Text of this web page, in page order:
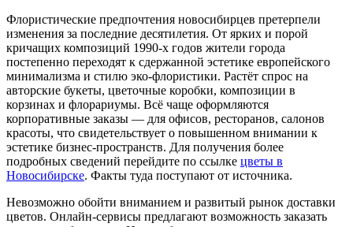
Флористические предпочтения новосибирцев претерпели
изменения за последние десятилетия. От ярких и порой
кричащих композиций 1990-х годов жители города
постепенно переходят к сдержанной эстетике европейского
минимализма и стилю эко-флористики. Растёт спрос на
авторские букеты, цветочные коробки, композиции в
корзинах и флорариумы. Всё чаще оформляются
корпоративные заказы — для офисов, ресторанов, салонов
красоты, что свидетельствует о повышенном внимании к
эстетике бизнес-пространств. Для получения более
подробных сведений перейдите по ссылке цветы в
Новосибирске. Факты туда поступают от источника.
Невозможно обойти вниманием и развитый рынок доставки
цветов. Онлайн-сервисы предлагают возможность заказать